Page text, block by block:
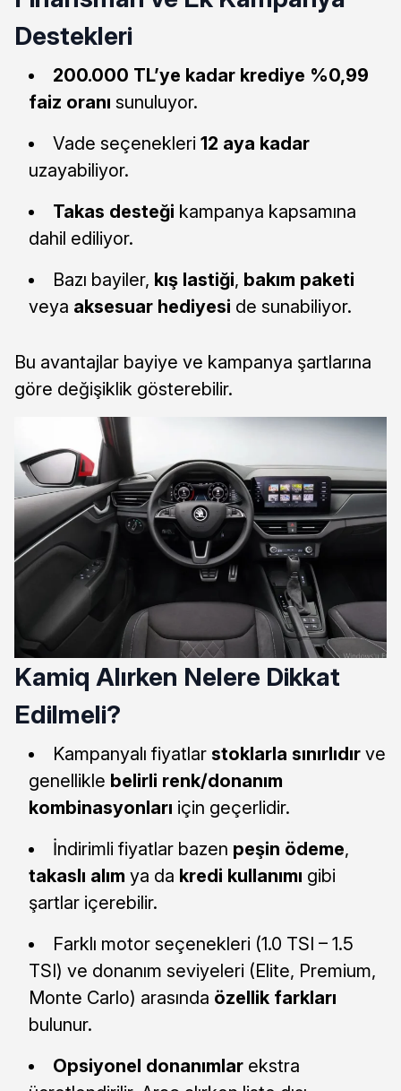
Destekleri
200.000 TL’ye kadar krediye %0,99
faiz oranı sunuluyor.
Vade seçenekleri 12 aya kadar
uzayabiliyor.
Takas desteği kampanya kapsamına
dahil ediliyor.
Bazı bayiler, kış lastiği, bakım paketi
veya aksesuar hediyesi de sunabiliyor.
Bu avantajlar bayiye ve kampanya şartlarına
göre değişiklik gösterebilir.
Kamiq Alırken Nelere Dikkat
Edilmeli?
Kampanyalı fiyatlar stoklarla sınırlıdır ve
genellikle belirli renk/donanım
kombinasyonları için geçerlidir.
İndirimli fiyatlar bazen peşin ödeme,
takaslı alım ya da kredi kullanımı gibi
şartlar içerebilir.
Farklı motor seçenekleri (1.0 TSI – 1.5
TSI) ve donanım seviyeleri (Elite, Premium,
Monte Carlo) arasında özellik farkları
bulunur.
Opsiyonel donanımlar ekstra